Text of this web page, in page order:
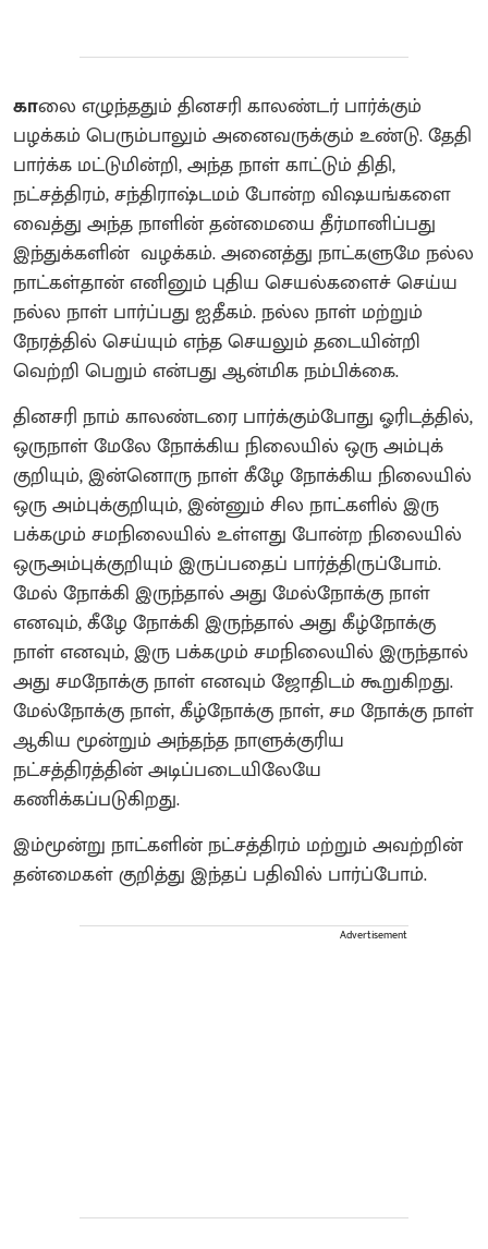
காலை எழுந்ததும் தினசரி காலண்டர் பார்க்கும்
பழக்கம் பெரும்பாலும் அனைவருக்கும் உண்டு. தேதி
பார்க்க மட்டுமின்றி, அந்த நாள் காட்டும் திதி,
நட்சத்திரம், சந்திராஷ்டமம் போன்ற விஷயங்களை
வைத்து அந்த நாளின் தன்மையை தீர்மானிப்பது
இந்துக்களின் வழக்கம். அனைத்து நாட்களுமே நல்ல
நாட்கள்தான் எனினும் புதிய செயல்களைச் செய்ய
நல்ல நாள் பார்ப்பது ஐதீகம். நல்ல நாள் மற்றும்
நேரத்தில் செய்யும் எந்த செயலும் தடையின்றி
வெற்றி பெறும் என்பது ஆன்மிக நம்பிக்கை.
தினசரி நாம் காலண்டரை பார்க்கும்போது ஓரிடத்தில்,
ஒருநாள் மேலே நோக்கிய நிலையில் ஒரு அம்புக்
குறியும், இன்னொரு நாள் கீழே நோக்கிய நிலையில்
ஒரு அம்புக்குறியும், இன்னும் சில நாட்களில் இரு
பக்கமும் சமநிலையில் உள்ளது போன்ற நிலையில்
ஒருஅம்புக்குறியும் இருப்பதைப் பார்த்திருப்போம்.
மேல் நோக்கி இருந்தால் அது மேல்நோக்கு நாள்
எனவும், கீழே நோக்கி இருந்தால் அது கீழ்நோக்கு
நாள் எனவும், இரு பக்கமும் சமநிலையில் இருந்தால்
அது சமநோக்கு நாள் எனவும் ஜோதிடம் கூறுகிறது.
மேல்நோக்கு நாள், கீழ்நோக்கு நாள், சம நோக்கு நாள்
ஆகிய மூன்றும் அந்தந்த நாளுக்குரிய
நட்சத்திரத்தின் அடிப்படையிலேயே
கணிக்கப்படுகிறது.
இம்மூன்று நாட்களின் நட்சத்திரம் மற்றும் அவற்றின்
தன்மைகள் குறித்து இந்தப் பதிவில் பார்ப்போம்.
Advertisement